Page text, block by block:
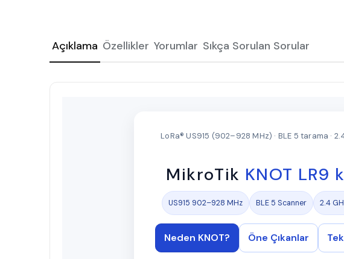
Açıklama Özellikler Yorumlar Sıkça Sorulan Sorular
LoRa® US915 (902–928 MHz) · BLE 5 tarama ·
MikroTik KNOT LR9
US915 902–928 MHz BLE 5 Scanner 2.4
Neden KNOT? Öne Çıkanlar